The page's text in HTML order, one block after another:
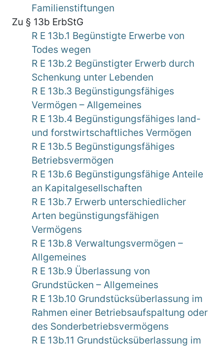
Familienstiftungen
Zu § 13b ErbStG
R E 13b.1 Begünstigte Erwerbe von
Todes wegen
R E 13b.2 Begünstigter Erwerb durch
Schenkung unter Lebenden
R E 13b.3 Begünstigungsfähiges
Vermögen – Allgemeines
R E 13b.4 Begünstigungsfähiges land-
und forstwirtschaftliches Vermögen
R E 13b.5 Begünstigungsfähiges
Betriebsvermögen
R E 13b.6 Begünstigungsfähige Anteile
an Kapitalgesellschaften
R E 13b.7 Erwerb unterschiedlicher
Arten begünstigungsfähigen
Vermögens
R E 13b.8 Verwaltungsvermögen –
Allgemeines
R E 13b.9 Überlassung von
Grundstücken – Allgemeines
R E 13b.10 Grundstücksüberlassung im
Rahmen einer Betriebsaufspaltung oder
des Sonderbetriebsvermögens
R E 13b.11 Grundstücksüberlassung im